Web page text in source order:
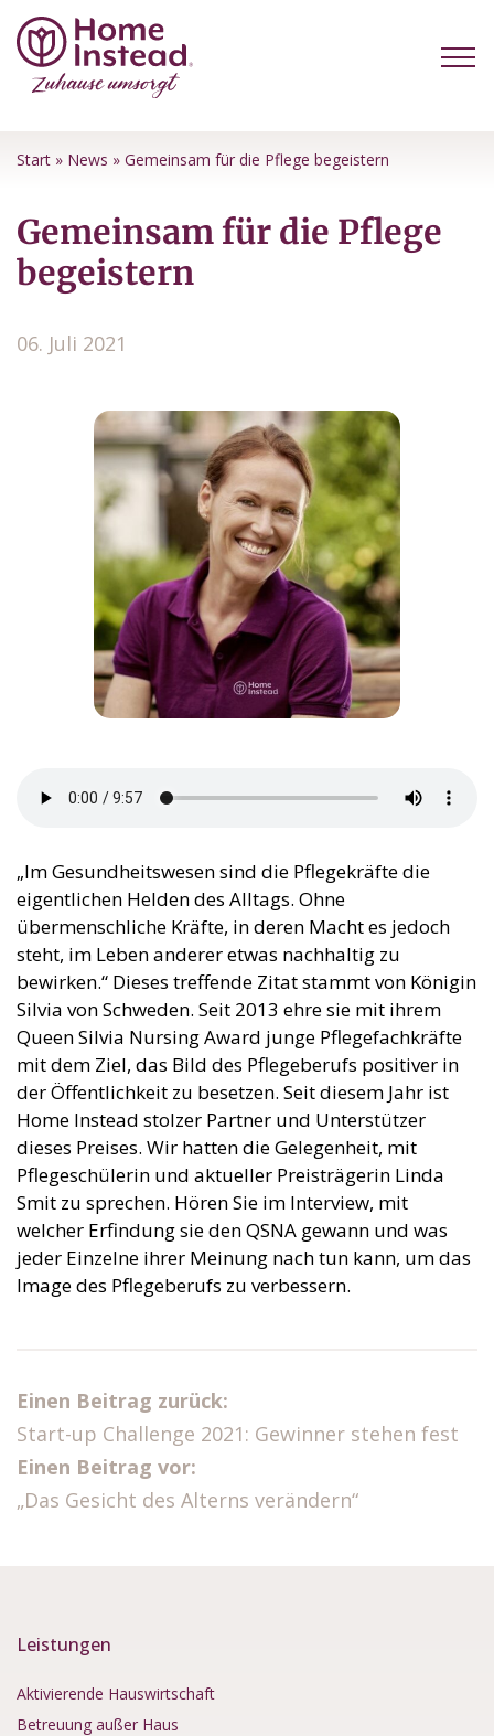
Start » News » Gemeinsam für die Pflege begeistern
Gemeinsam für die Pflege
begeistern
06. Juli 2021
„Im Gesundheitswesen sind die Pflegekräfte die
eigentlichen Helden des Alltags. Ohne
übermenschliche Kräfte, in deren Macht es jedoch
steht, im Leben anderer etwas nachhaltig zu
bewirken.“ Dieses treffende Zitat stammt von Königin
Silvia von Schweden. Seit 2013 ehre sie mit ihrem
Queen Silvia Nursing Award junge Pflegefachkräfte
mit dem Ziel, das Bild des Pflegeberufs positiver in
der Öffentlichkeit zu besetzen. Seit diesem Jahr ist
Home Instead stolzer Partner und Unterstützer
dieses Preises. Wir hatten die Gelegenheit, mit
Pflegeschülerin und aktueller Preisträgerin Linda
Smit zu sprechen. Hören Sie im Interview, mit
welcher Erfindung sie den QSNA gewann und was
jeder Einzelne ihrer Meinung nach tun kann, um das
Image des Pflegeberufs zu verbessern.
Einen Beitrag zurück:
Start-up Challenge 2021: Gewinner stehen fest
Einen Beitrag vor:
„Das Gesicht des Alterns verändern“
Leistungen
Aktivierende Hauswirtschaft
Betreuung außer Haus